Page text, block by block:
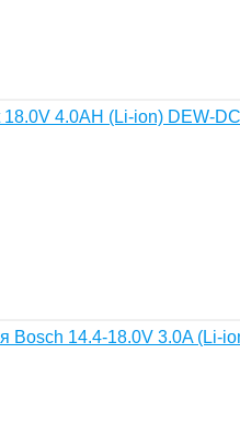
4.0AH (Li-ion) DEW-
Bosch 14.4-18.0V 3.0A (Li-